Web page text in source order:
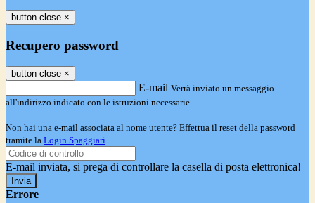
button close ×
Recupero password
button close ×
E-mail Verrà inviato un messaggio
all'indirizzo indicato con le istruzioni necessarie.
Non hai una e-mail associata al nome utente? Effettua il reset della password
tramite la Login Spaggiari
E-mail inviata, si prega di controllare la casella di posta elettronica!
Errore